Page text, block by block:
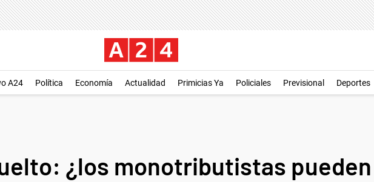
A24 Política Economía Actualidad Primicias Ya Policiales Previsional Deportes
¿los monotributistas